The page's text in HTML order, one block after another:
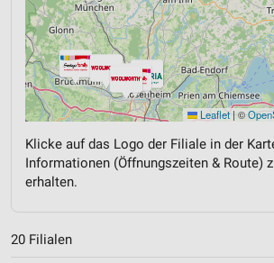
Leaflet | ©
Klicke auf das Logo der Filiale in der
Informationen (Öffnungszeiten & Route)
erhalten.
20 Filialen